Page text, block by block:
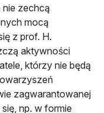
zechcą
mocą
z prof. H.
aktywności
którzy nie będą
zagwarantowanej
np. w formie